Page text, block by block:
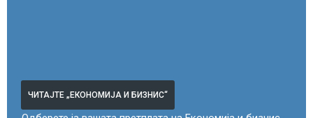
ЧИТАЈТЕ „ЕКОНОМИЈА И БИЗНИС“